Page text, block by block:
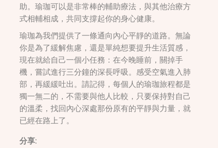
助。瑜珈可以是非常棒的輔助療法，與其他治療方
式相輔相成，共同支撐起你的身心健康。
瑜珈為我們提供了一條通向內心平靜的道路。無論
你是為了緩解焦慮，還是單純想要提升生活質感，
現在就給自己一個小任務：在今晚睡前，關掉手
機，嘗試進行三分鐘的深長呼吸。感受空氣進入肺
部，再緩緩吐出。請記得，每個人的瑜珈旅程都是
獨一無二的，不需要與他人比較，只要保持對自己
的溫柔，找回內心深處那份原有的平靜與力量，就
已經在路上了。
分享: